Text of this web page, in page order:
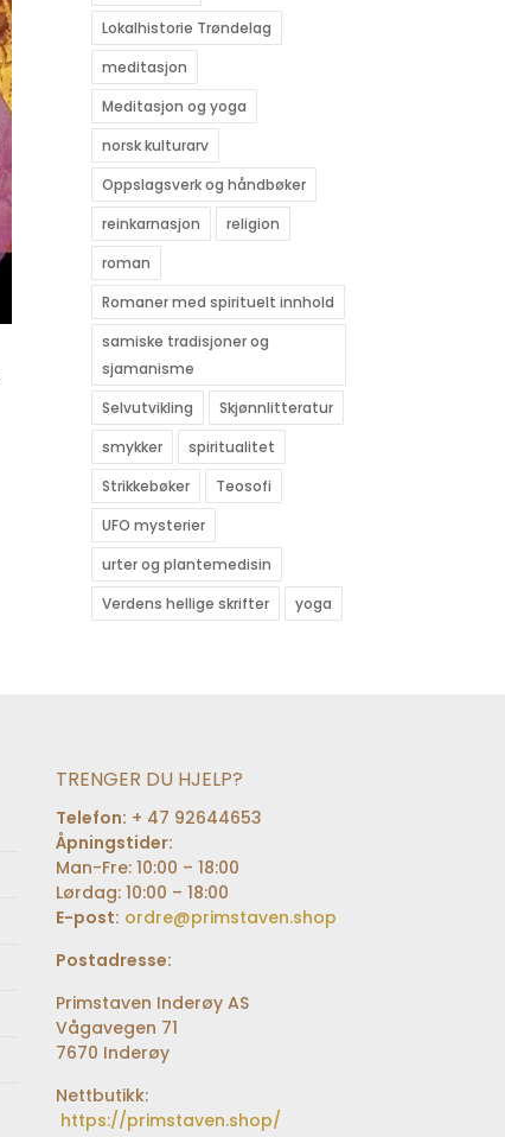
Lokalhistorie Trøndelag
meditasjon
Meditasjon og yoga
norsk kulturarv
Oppslagsverk og håndbøker
reinkarnasjon
religion
roman
Romaner med spirituelt innhold
samiske tradisjoner og
sjamanisme
Selvutvikling
Skjønnlitteratur
smykker
spiritualitet
Strikkebøker
Teosofi
UFO mysterier
urter og plantemedisin
Verdens hellige skrifter
yoga
TRENGER DU HJELP?
Telefon: + 47 92644653
Åpningstider:
Man-Fre: 10:00 – 18:00
Lørdag: 10:00 – 18:00
E-post: ordre@primstaven.shop
Postadresse:
Primstaven Inderøy AS
Vågavegen 71
7670 Inderøy
Nettbutikk:
https://primstaven.shop/